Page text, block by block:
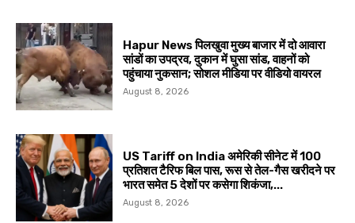
Hapur News पिलखुवा मुख्य बाजार में दो आवारा
सांडों का उपद्रव, दुकान में घुसा सांड, वाहनों को
पहुंचाया नुकसान; सोशल मीडिया पर वीडियो वायरल
August 8, 2026
US Tariff on India अमेरिकी सीनेट में 100
प्रतिशत टैरिफ बिल पास, रूस से तेल-गैस खरीदने पर
भारत समेत 5 देशों पर कसेगा शिकंजा,...
August 8, 2026